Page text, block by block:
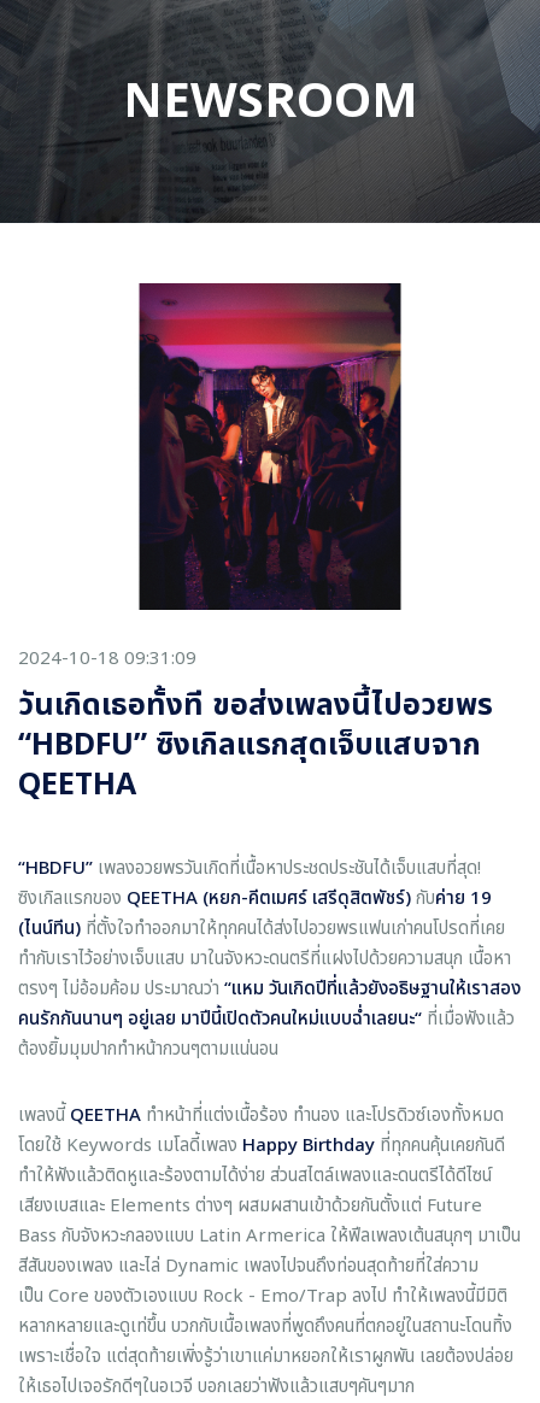
NEWSROOM
2024-10-18 09:31:09
วันเกิดเธอทั้งที ขอส่งเพลงนี้ไปอวยพร
“HBDFU” ซิงเกิลแรกสุดเจ็บแสบจาก
QEETHA
“HBDFU” เพลงอวยพรวันเกิดที่เนื้อหาประชดประชันได้เจ็บแสบที่สุด!
ซิงเกิลแรกของ QEETHA (หยก-คีตเมศร์ เสรีดุสิตพัชร์)กับค่าย 19
(ไนน์ทีน) ที่ตั้งใจทำออกมาให้ทุกคนได้ส่งไปอวยพรแฟนเก่าคนโปรดที่เคย
ทำกับเราไว้อย่างเจ็บแสบ มาในจังหวะดนตรีที่แฝงไปด้วยความสนุก เนื้อหา
ตรงๆ ไม่อ้อมค้อม ประมาณว่า “แหม วันเกิดปีที่แล้วยังอธิษฐานให้เราสอง
คนรักกันนานๆ อยู่เลย มาปีนี้เปิดตัวคนใหม่แบบฉ่ำเลยนะ“ ที่เมื่อฟังแล้ว
ต้องยิ้มมุมปากทำหน้ากวนๆตามแน่นอน
เพลงนี้ QEETHA ทำหน้าที่แต่งเนื้อร้อง ทำนอง และโปรดิวซ์เองทั้งหมด
โดยใช้ Keywords เมโลดี้เพลง Happy Birthday ที่ทุกคนคุ้นเคยกันดี
ทำให้ฟังแล้วติดหูและร้องตามได้ง่าย ส่วนสไตล์เพลงและดนตรีได้ดีไซน์
เสียงเบสและ Elements ต่างๆ ผสมผสานเข้าด้วยกันตั้งแต่ Future
Bass กับจังหวะกลองแบบ Latin Armerica ให้ฟีลเพลงเต้นสนุกๆ มาเป็น
สีสันของเพลง และไล่ Dynamic เพลงไปจนถึงท่อนสุดท้ายที่ใส่ความ
เป็น Core ของตัวเองแบบ Rock - Emo/Trap ลงไป ทำให้เพลงนี้มีมิติ
หลากหลายและดูเท่ขึ้น บวกกับเนื้อเพลงที่พูดถึงคนที่ตกอยู่ในสถานะโดนทิ้ง
เพราะเชื่อใจ แต่สุดท้ายเพิ่งรู้ว่าเขาแค่มาหยอกให้เราผูกพัน เลยต้องปล่อย
ให้เธอไปเจอรักดีๆในอเวจี บอกเลยว่าฟังแล้วแสบๆคันๆมาก